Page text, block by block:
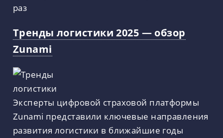
раз
Тренды логистики 2025 — обзор
Zunami
Эксперты цифровой страховой платформы
Zunami представили ключевые направления
развития логистики в ближайшие годы